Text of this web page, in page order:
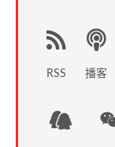
RSS 播客